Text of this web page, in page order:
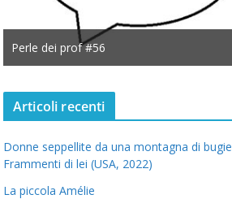
Perle dei prof #56
Articoli recenti
Donne seppellite da una montagna di bugie
Frammenti di lei (USA, 2022)
La piccola Amélie